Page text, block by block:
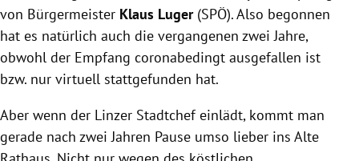
Untermenü
von Bürgermeister Klaus Luger(SPÖ). Also begonnen
hat es natürlich auch die vergangenen zwei Jahre,
obwohl der Empfang coronabedingt ausgefallen ist
bzw. nur virtuell stattgefunden hat.
Aber wenn der Linzer Stadtchef einlädt, kommt man
gerade nach zwei Jahren Pause umso lieber ins Alte